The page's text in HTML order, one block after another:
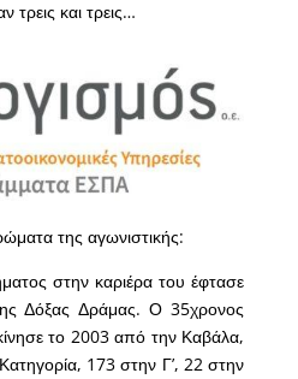
τρεις και τρεις…
της αγωνιστικής:
στην καριέρα του έφτασε
Δόξας Δράμας. Ο 35χρονος
το 2003 από την Καβάλα,
173 στην Γ’, 22 στην